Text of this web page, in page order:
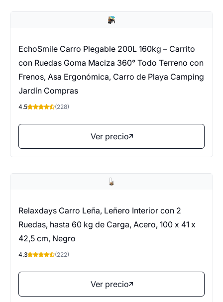
EchoSmile Carro Plegable 200L 160kg – Carrito
con Ruedas Goma Maciza 360° Todo Terreno con
Frenos, Asa Ergonómica, Carro de Playa Camping
Jardín Compras
4.5 (228)
Ver precio
Relaxdays Carro Leña, Leñero Interior con 2
Ruedas, hasta 60 kg de Carga, Acero, 100 x 41 x
42,5 cm, Negro
4.3 (222)
Ver precio